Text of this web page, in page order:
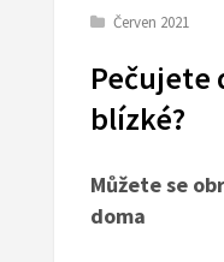
Červen 2021
Pečujete
blízké?
Můžete se
doma